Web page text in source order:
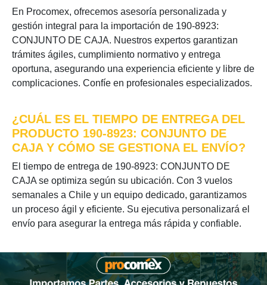
En Procomex, ofrecemos asesoría personalizada y
gestión integral para la importación de 190-8923:
CONJUNTO DE CAJA. Nuestros expertos garantizan
trámites ágiles, cumplimiento normativo y entrega
oportuna, asegurando una experiencia eficiente y libre de
complicaciones. Confíe en profesionales especializados.
¿CUÁL ES EL TIEMPO DE ENTREGA DEL
PRODUCTO 190-8923: CONJUNTO DE
CAJA Y CÓMO SE GESTIONA EL ENVÍO?
El tiempo de entrega de 190-8923: CONJUNTO DE
CAJA se optimiza según su ubicación. Con 3 vuelos
semanales a Chile y un equipo dedicado, garantizamos
un proceso ágil y eficiente. Su ejecutiva personalizará el
envío para asegurar la entrega más rápida y confiable.